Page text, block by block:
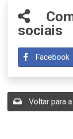
sociais
Facebook
Voltar para